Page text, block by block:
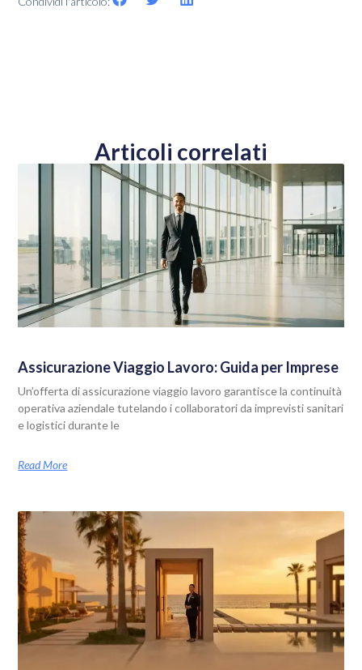
Articoli correlati
Assicurazione Viaggio Lavoro: Guida per Imprese
Un’offerta di assicurazione viaggio lavoro garantisce la continuità
operativa aziendale tutelando i collaboratori da imprevisti sanitari
e logistici durante le
Read More